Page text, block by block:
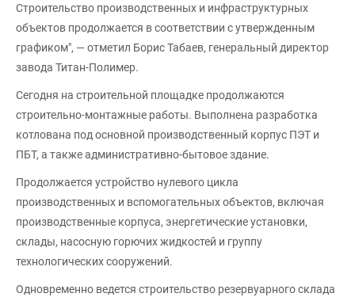
Строительство производственных и инфраструктурных
объектов продолжается в соответствии с утвержденным
графиком", — отметил Борис Табаев, генеральный директор
завода Титан-Полимер.
Сегодня на строительной площадке продолжаются
строительно-монтажные работы. Выполнена разработка
котлована под основной производственный корпус ПЭТ и
ПБТ, а также административно-бытовое здание.
Продолжается устройство нулевого цикла
производственных и вспомогательных объектов, включая
производственные корпуса, энергетические установки,
склады, насосную горючих жидкостей и группу
технологических сооружений.
Одновременно ведется строительство резервуарного склада